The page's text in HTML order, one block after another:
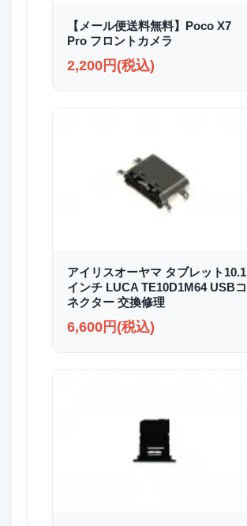
【メール便送料無料】Poco X7
Pro フロントカメラ
2,200円(税込)
アイリスオーヤマ タブレット10.1
インチ LUCA TE10D1M64 USBコ
ネクター 交換修理
6,600円(税込)